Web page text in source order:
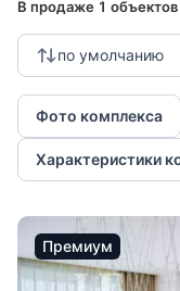
В продаже 1
по умолчанию
Фото комплекса
Характеристики
Премиум